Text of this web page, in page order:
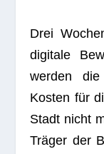
Drei
digi­tale
wer­den
Kos­ten für
Stadt nicht
Trä­ger der